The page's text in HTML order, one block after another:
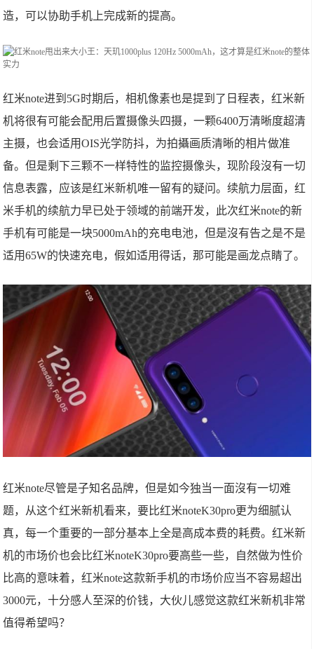
造，可以协助手机上完成新的提高。
红米note进到5G时期后，相机像素也是提到了日程表，红米新
机将很有可能会配用后置摄像头四摄，一颗6400万清晰度超清
主摄，也会适用OIS光学防抖，为拍攝画质清晰的相片做准
备。但是剩下三颗不一样特性的监控摄像头，现阶段沒有一切
信息表露，应该是红米新机唯一留有的疑问。续航力层面，红
米手机的续航力早已处于领域的前端开发，此次红米note的新
手机有可能是一块5000mAh的充电电池，但是沒有告之是不是
适用65W的快速充电，假如适用得话，那可能是画龙点睛了。
红米note尽管是子知名品牌，但是如今独当一面沒有一切难
题，从这个红米新机看来，要比红米noteK30pro更为细腻认
真，每一个重要的一部分基本上全是高成本费的耗费。红米新
机的市场价也会比红米noteK30pro要高些一些，自然做为性价
比高的意味着，红米note这款新手机的市场价应当不容易超出
3000元，十分感人至深的价钱，大伙儿感觉这款红米新机非常
值得希望吗？